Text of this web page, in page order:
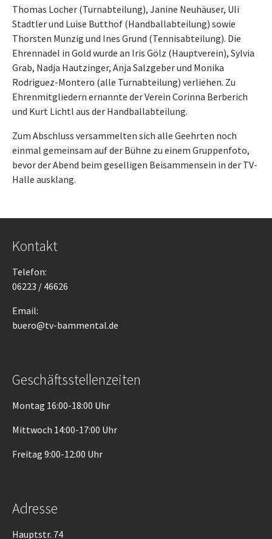
Thomas Locher (Turnabteilung), Janine Neuhäuser, Uli
Stadtler und Luise Butthof (Handballabteilung) sowie
Thorsten Munzig und Ines Grund (Tennisabteilung). Die
Ehrennadel in Gold wurde an Iris Gölz (Hauptverein), Sylvia
Grab, Nadja Hautzinger, Anja Salzgeber und Monika
Rodriguez-Montero (alle Turnabteilung) verliehen. Zu
Ehrenmitgliedern ernannte der Verein Corinna Berberich
und Kurt Lichtl aus der Handballabteilung.
Zum Abschluss versammelten sich alle Geehrten noch
einmal gemeinsam auf der Bühne zu einem Gruppenfoto,
bevor der Abend beim geselligen Beisammensein in der TV-
Halle ausklang.
Kontakt
Telefon:
06223 / 46626
Email:
buero@tv-bammental.de
Geschäftsstellenzeiten
Montag 16:00-18:00 Uhr
Mittwoch 14:00-17:00 Uhr
Freitag 9:00-12:00 Uhr
Adresse
Hauptstr. 74